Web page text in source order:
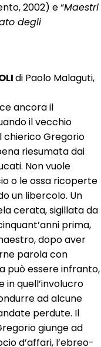
2002) e “Maestri
degli
di Paolo Malaguti,
ancora il
il vecchio
chierico Gregorio
riesumata dai
Non vuole
o le ossa ricoperte
un libercolo. Un
cerata, sigillata da
prima,
dopo aver
parola con
può essere infranto,
quell’involucro
ad alcune
perdute. Il
giunge ad
d’affari, l’ebreo-